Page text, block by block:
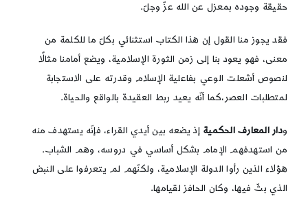
حقيقة وجوده بمعزل عن الله عزّ وجلّ.
فقد يجوز منا القول إن هذا الكتاب استثنائي بكلّ ما للكلمة من
معنى، فهو يعود بنا إلى زمن الثورة الإسلامية، ويضع أمامنا مثالًا
لنصوص أشعلت الوعي بفاعلية الإسلام وقدرته على الاستجابة
لمتطلبات العصر،كما أنّه يعيد ربط العقيدة بالواقع والحياة.
ودار المعارف الحكمية إذ يضعه بين أيدي القراء، فإنّه يستهدف منه
من استهدفهم الإمام بشكل أساسي في دروسه، وهم الشباب.
هؤلاء الذين رأوا الدولة الإسلامية، ولكنّهم لم يتعرفوا على النبض
الذي بثّ فيها، وكان الحافز لقيامها.